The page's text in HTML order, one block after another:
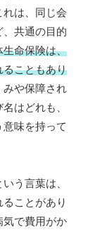
は、同じ会
共通の目的
生命保険は、
ることもあり
みや保障され
はどれも、
味を持って
う言葉は、
ことがあり
気で費用がか